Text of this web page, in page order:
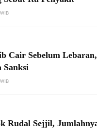
Cair Sebelum
Sanksi
Rudal Sejjil,